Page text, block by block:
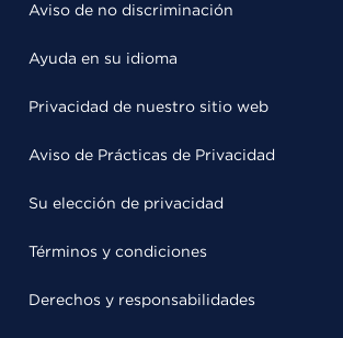
Aviso de no discriminación
Ayuda en su idioma
Privacidad de nuestro sitio web
Aviso de Prácticas de Privacidad
Su elección de privacidad
Términos y condiciones
Derechos y responsabilidades